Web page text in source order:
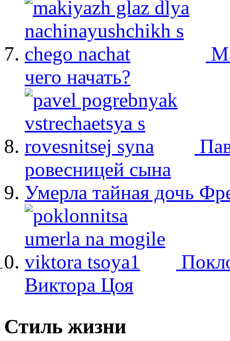
чего начать?
ровесницей сына
Умерла тайная дочь
Виктора Цоя
Стиль жизни